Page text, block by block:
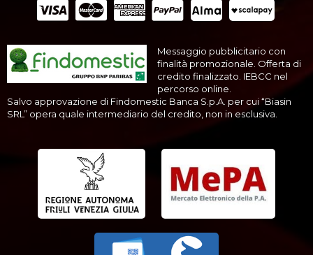
Messaggio pubblicitario con
finalità promozionale. Offerta di
credito finalizzato. IEBCC nel
percorso online.
Salvo approvazione di Findomestic Banca S.p.A. per cui “Biasin
SRL” opera quale intermediario del credito, non in esclusiva.